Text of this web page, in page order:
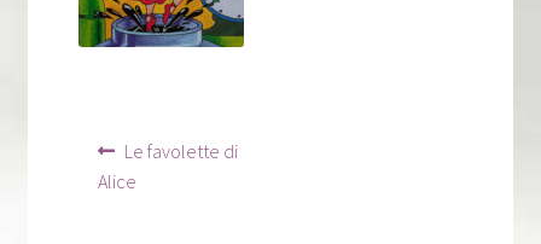
Nous contacter
Navigation
de
Article
précédent :
Le favolette di
Alice